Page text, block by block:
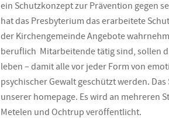
ein Schutzkonzept zur Prävention gegen
hat das Presbyterium das erarbeitete
der Kirchengemeinde Angebote
beruflich Mitarbeitende tätig sind, sollen
leben – damit alle vor jeder Form von
psychischer Gewalt geschützt werden.
unserer homepage. Es wird an mehreren
Metelen und Ochtrup veröffentlicht.